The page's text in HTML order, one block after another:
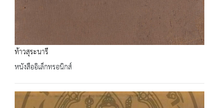
ท้าวสุระนารี
หนังสืออิเล็กทรอนิกส์